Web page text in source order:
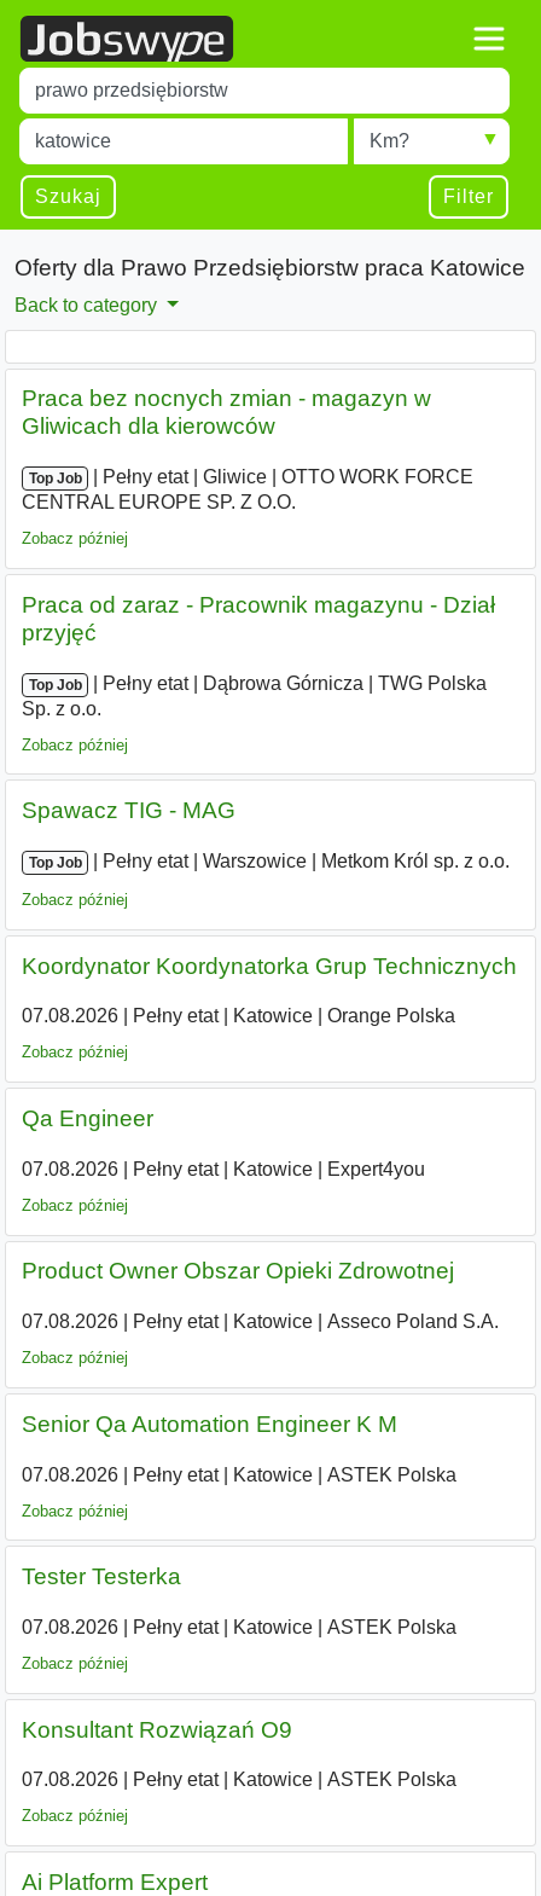
Title
Type 1 or more characters for results.
Miejscowość
Type 1 or more characters for results.
Radius
Szukaj Filter
Oferty dla Prawo Przedsiębiorstw praca Katowice
Back to category
Praca bez nocnych zmian - magazyn w
Gliwicach dla kierowców
Top Job Pełny etat| Gliwice
OTTO WORK FORCE
CENTRAL EUROPE SP. Z O.O.
Zobacz później
Praca od zaraz - Pracownik magazynu - Dział
przyjęć
Top Job Pełny etat| Dąbrowa Górnicza
TWG Polska
Sp. z o.o.
Zobacz później
Spawacz TIG - MAG
Top Job Pełny etat| Warszowice Metkom Król sp. z o.o.
Zobacz później
Koordynator Koordynatorka Grup Technicznych
07.08.2026| Pełny etat| Katowice| Orange Polska
Zobacz później
Qa Engineer
07.08.2026| Pełny etat| Katowice| Expert4you
Zobacz później
Product Owner Obszar Opieki Zdrowotnej
07.08.2026| Pełny etat| Katowice| Asseco Poland S.A.
Zobacz później
Senior Qa Automation Engineer K M
07.08.2026| Pełny etat| Katowice| ASTEK Polska
Zobacz później
Tester Testerka
07.08.2026| Pełny etat| Katowice| ASTEK Polska
Zobacz później
Konsultant Rozwiązań O9
07.08.2026| Pełny etat| Katowice| ASTEK Polska
Zobacz później
Ai Platform Expert